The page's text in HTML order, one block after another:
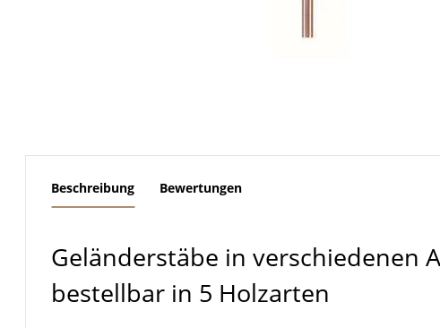
Beschreibung Bewertungen
Geländerstäbe in verschiedenen
bestellbar in 5 Holzarten